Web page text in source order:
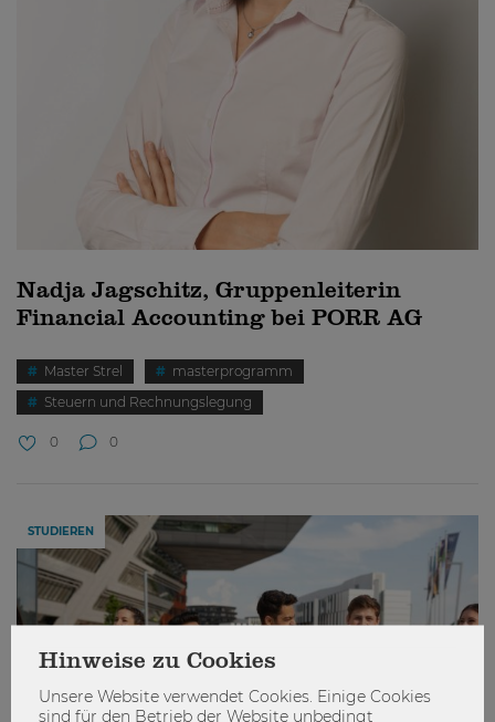
Nadja Jagschitz, Gruppenleiterin
Financial Accounting bei PORR AG
Master Strel
masterprogramm
Steuern und Rechnungslegung
0 0
STUDIEREN
Hinweise zu Cookies
Unsere Website verwendet Cookies. Einige Cookies
sind für den Betrieb der Website unbedingt